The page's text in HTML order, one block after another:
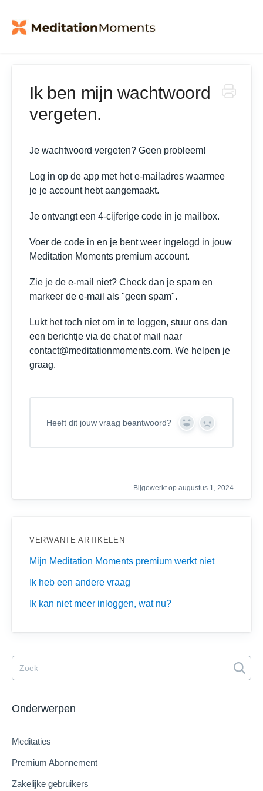
Ik ben mijn wachtwoord
vergeten.
Je wachtwoord vergeten? Geen probleem!
Log in op de app met het e-mailadres waarmee
je je account hebt aangemaakt.
Je ontvangt een 4-cijferige code in je mailbox.
Voer de code in en je bent weer ingelogd in jouw
Meditation Moments premium account.
Zie je de e-mail niet? Check dan je spam en
markeer de e-mail als "geen spam".
Lukt het toch niet om in te loggen, stuur ons dan
een berichtje via de chat of mail naar
contact@meditationmoments.com. We helpen je
graag.
Heeft dit jouw vraag beantwoord?
Y
s
N
Bijgewerkt op augustus 1, 2024
VERWANTE ARTIKELEN
Mijn Meditation Moments premium werkt niet
Ik heb een andere vraag
Ik kan niet meer inloggen, wat nu?
Onderwerpen
Meditaties
Premium Abonnement
Zakelijke gebruikers